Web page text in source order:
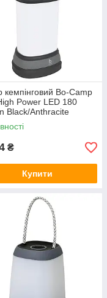
кемпінговий Bo-Camp
Power LED 180
Black/Anthracite
₴
Купити